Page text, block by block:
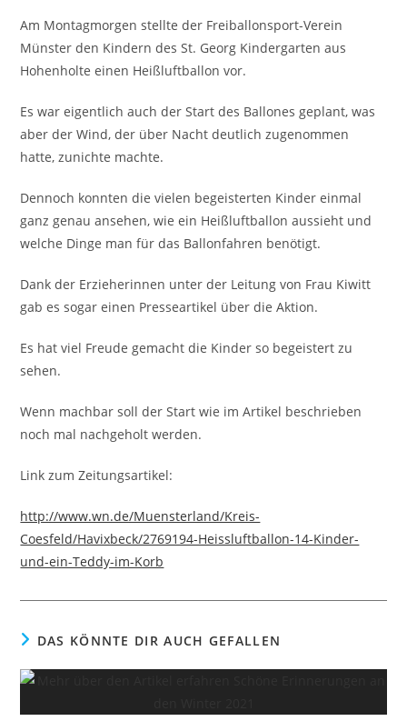
Am Montagmorgen stellte der Freiballonsport-Verein
Münster den Kindern des St. Georg Kindergarten aus
Hohenholte einen Heißluftballon vor.
Es war eigentlich auch der Start des Ballones geplant, was
aber der Wind, der über Nacht deutlich zugenommen
hatte, zunichte machte.
Dennoch konnten die vielen begeisterten Kinder einmal
ganz genau ansehen, wie ein Heißluftballon aussieht und
welche Dinge man für das Ballonfahren benötigt.
Dank der Erzieherinnen unter der Leitung von Frau Kiwitt
gab es sogar einen Presseartikel über die Aktion.
Es hat viel Freude gemacht die Kinder so begeistert zu
sehen.
Wenn machbar soll der Start wie im Artikel beschrieben
noch mal nachgeholt werden.
Link zum Zeitungsartikel:
http://www.wn.de/Muensterland/Kreis-
Coesfeld/Havixbeck/2769194-Heissluftballon-14-Kinder-
und-ein-Teddy-im-Korb
DAS KÖNNTE DIR AUCH GEFALLEN